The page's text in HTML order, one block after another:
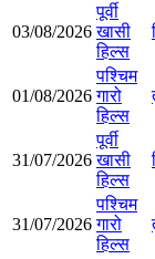
03/08/2026
पूर्वी
खासी
हिल्स
01/08/2026
पश्चिम
गारो
हिल्स
31/07/2026
पूर्वी
खासी
हिल्स
31/07/2026
पश्चिम
गारो
हिल्स